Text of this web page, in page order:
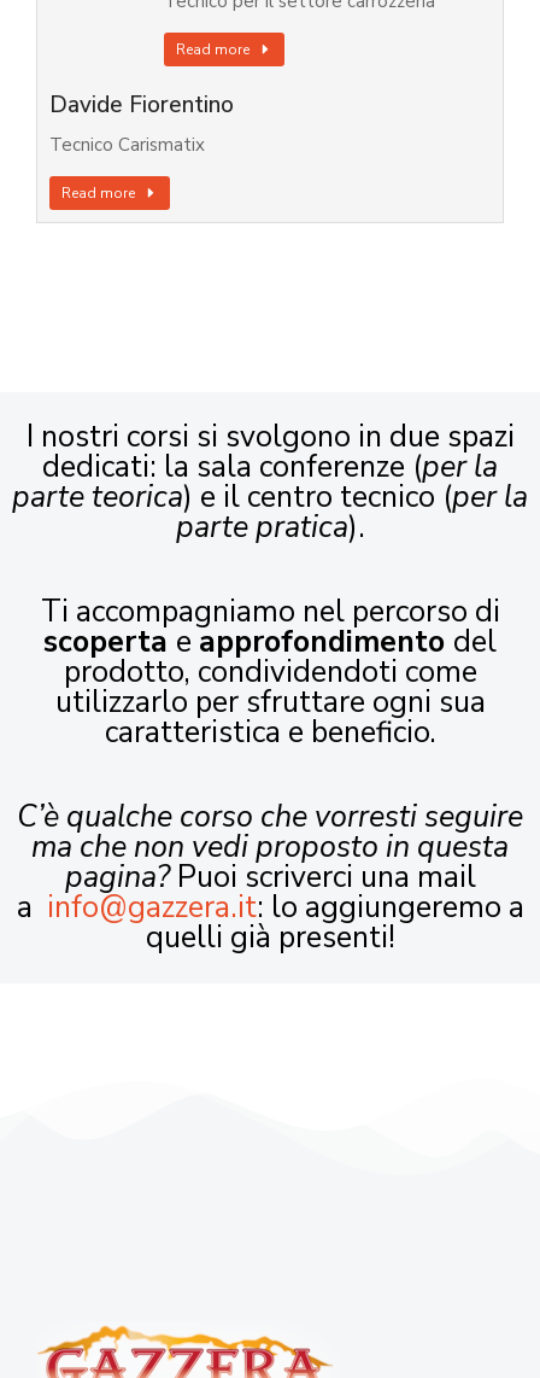
Read more
Davide Fiorentino
Tecnico Carismatix
Read more
I nostri corsi si svolgono in due spazi
dedicati: la sala conferenze (per la
parte teorica) e il centro tecnico (per la
parte pratica).
Ti accompagniamo nel percorso di
scoperta e approfondimento del
prodotto, condividendoti come
utilizzarlo per sfruttare ogni sua
caratteristica e beneficio.
C’è qualche corso che vorresti seguire
ma che non vedi proposto in questa
pagina?Puoi scriverci una mail
a info@gazzera.it: lo aggiungeremo a
quelli già presenti!